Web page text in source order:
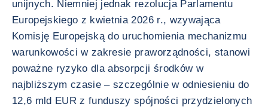
unijnych. Niemniej jednak rezolucja Parlamentu
Europejskiego z kwietnia 2026 r., wzywająca
Komisję Europejską do uruchomienia mechanizmu
warunkowości w zakresie praworządności, stanowi
poważne ryzyko dla absorpcji środków w
najbliższym czasie – szczególnie w odniesieniu do
12,6 mld EUR z funduszy spójności przydzielonych